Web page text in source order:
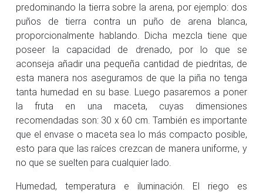
predominando la tierra sobre la arena, por ejemplo: dos
puños de tierra contra un puño de arena blanca,
proporcionalmente hablando. Dicha mezcla tiene que
poseer la capacidad de drenado, por lo que se
aconseja añadir una pequeña cantidad de piedritas, de
esta manera nos aseguramos de que la piña no tenga
tanta humedad en su base. Luego pasaremos a poner
la fruta en una maceta, cuyas dimensiones
recomendadas son: 30 x 60 cm. También es importante
que el envase o maceta sea lo más compacto posible,
esto para que las raíces crezcan de manera uniforme, y
no que se suelten para cualquier lado.
Humedad, temperatura e iluminación. El riego es